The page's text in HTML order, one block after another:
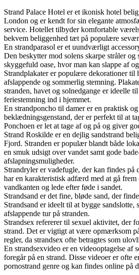
Strand Palace Hotel er et ikonisk hotel
London og er kendt for sin elegante
service. Hotellet tilbyder komfortable
bekvem beliggenhed tæt på populære
En strandparasol er et uundværligt
Den beskytter mod solens skarpe stråler og
skyggefuld oase, hvor man kan slappe af
Strandplakater er populære dekorationer til
afslappende og sommerlig stemning.
stranden, havet og solnedgange er ideelle
feriestemning ind i hjemmet.
En strandponcho til damer er en praktisk
beklædningsgenstand, der er perfekt til at
Ponchoen er let at tage af og på og giver
Strand Roskilde er en dejlig sandstrand
Fjord. Stranden er populær blandt både
en smuk udsigt over vandet samt gode
afslapningsmuligheder.
Strandryler er vadefugle, der kan findes på
har en karakteristisk adfærd med at gå frem
vandkanten og lede efter føde i sandet.
Strandsand er det fine, bløde sand, der
Strandsand er ideelt til at bygge sandslotte,
afslappende tur på stranden.
Strandsex refererer til sexuel aktivitet, der
strand. Det er vigtigt at være opmærksom
regler, da strandsex ofte betragtes som
En strandsexvideo er en videooptagelse af
foregår på en strand. Disse videoer er ofte
pornostrand genre og kan findes online på